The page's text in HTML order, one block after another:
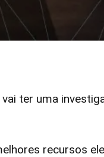
vai ter uma
recursos